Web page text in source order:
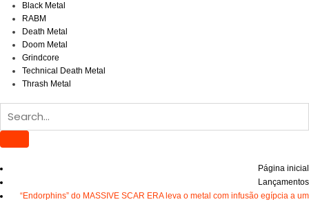
Black Metal
RABM
Death Metal
Doom Metal
Grindcore
Technical Death Metal
Thrash Metal
Página inicial
Lançamentos
“Endorphins” do MASSIVE SCAR ERA leva o metal com infusão egípcia a um